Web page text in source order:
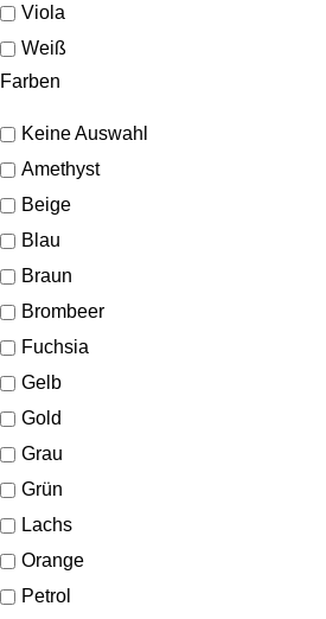
Viola
Weiß
Farben
Keine Auswahl
Amethyst
Beige
Blau
Braun
Brombeer
Fuchsia
Gelb
Gold
Grau
Grün
Lachs
Orange
Petrol